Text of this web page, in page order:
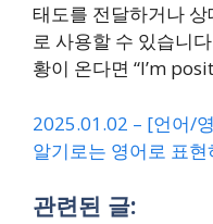
태도를 전달하거나
로 사용할 수 있습니
황이 온다면 “I’m
2025.01.02 – [언어/
알기로는 영어로 표현
관련된 글: